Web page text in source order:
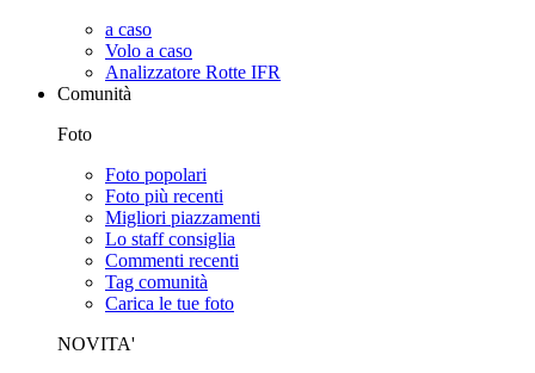
a caso
Volo a caso
Analizzatore Rotte IFR
Comunità
Foto
Foto popolari
Foto più recenti
Migliori piazzamenti
Lo staff consiglia
Commenti recenti
Tag comunità
Carica le tue foto
NOVITA'